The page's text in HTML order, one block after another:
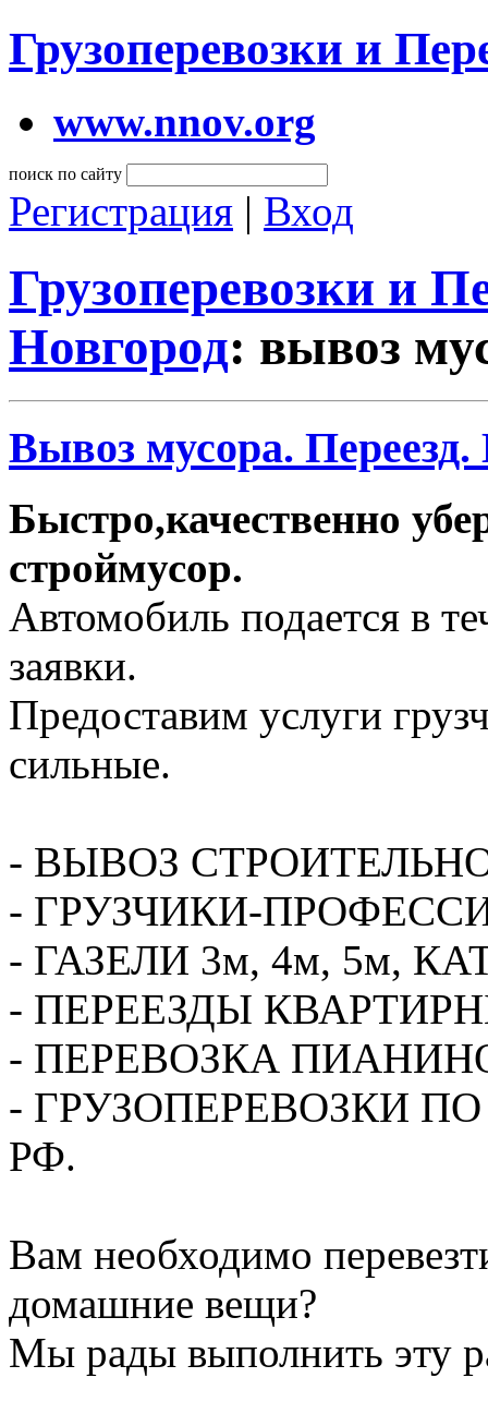
Грузоперевозки и
www.nnov.org
поиск по сайту
Регистрация | Вход
Грузоперевозки и
Новгород: вывоз
Вывоз мусора.
Быстро,качественно
строймусор.
Автомобиль подается в
заявки.
Предоставим услуги
сильные.
- ВЫВОЗ
- ГРУЗЧИКИ-
- ГАЗЕЛИ 3м, 4м, 5м,
- ПЕРЕЕЗДЫ
- ПЕРЕВОЗКА
- ГРУЗОПЕРЕВОЗКИ
РФ.
Вам необходимо
домашние вещи?
Мы рады выполнить эту